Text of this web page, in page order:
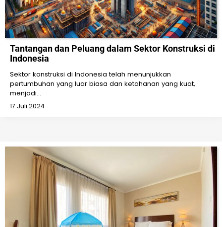
Tantangan dan Peluang dalam Sektor Konstruksi di
Indonesia
Sektor konstruksi di Indonesia telah menunjukkan
pertumbuhan yang luar biasa dan ketahanan yang kuat,
menjadi…
17 Juli 2024